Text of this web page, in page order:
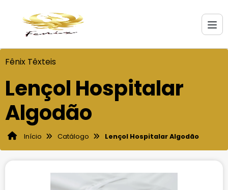
Fênix Têxteis
Lençol Hospitalar
Algodão
Início Catálogo Lençol Hospitalar Algodão